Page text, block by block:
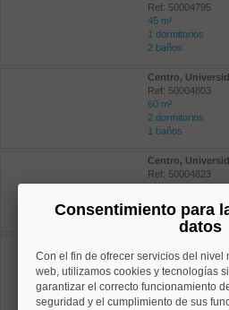
Ref: 50004795
45 m²
1 dormitorios
2 baños
Centro,
Ref: 50004803
60 m²
2 dormitorios
1 baños
Centro,
Ref: 50004823
60 m²
1 baños
Ref: 50003334
65 m²
dormitorios
1 baños
Consentimiento para
datos
Con el fin de ofrecer servicios del nivel
web, utilizamos cookies y tecnologías
garantizar el correcto funcionamiento
seguridad y el cumplimiento de sus